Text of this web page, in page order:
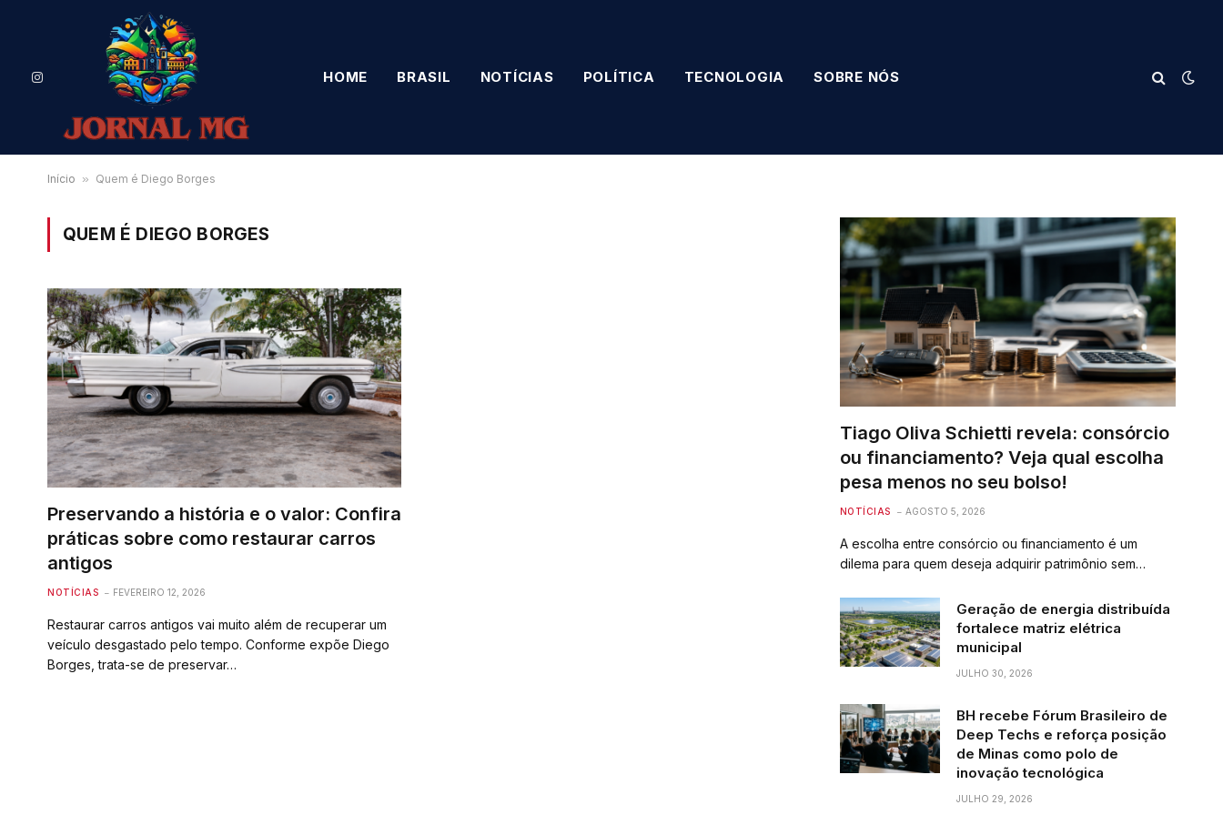
Instagram HOME BRASIL NOTÍCIAS POLÍTICA TECNOLOGIA SOBRE NÓS
Início » Quem é Diego Borges
QUEM É DIEGO BORGES
Preservando a história e o valor: Confira
práticas sobre como restaurar carros
antigos
NOTÍCIAS FEVEREIRO 12, 2026
Restaurar carros antigos vai muito além de recuperar um
veículo desgastado pelo tempo. Conforme expõe Diego
Borges, trata-se de preservar…
Tiago Oliva Schietti revela: consórcio
ou financiamento? Veja qual escolha
pesa menos no seu bolso!
NOTÍCIAS AGOSTO 5, 2026
A escolha entre consórcio ou financiamento é um
dilema para quem deseja adquirir patrimônio sem…
Geração de energia distribuída
fortalece matriz elétrica
municipal
JULHO 30, 2026
BH recebe Fórum Brasileiro de
Deep Techs e reforça posição
de Minas como polo de
inovação tecnológica
JULHO 29, 2026